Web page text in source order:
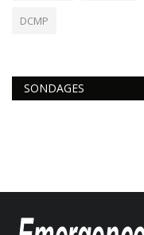
DCMP
SONDAGES